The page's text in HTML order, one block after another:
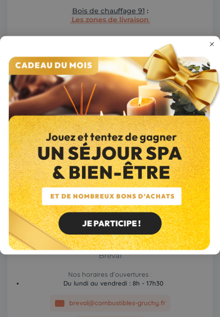
Bois de chauffage 91 :
Les zones de livraison
Massy
Palaiseau
Brétigny-sur-Orge
Gif-sur-yvette
Champlan
Villier-le-Bâcle
Verrières-le-Buisson
Longjumeau
Saint-Aubin
Bures-sur-Yvette
Les Molières
Ballainvilliers
La ville-du-Bois
Saulx-les-Chartreux
Nozay
Saint-Michel-sur-Orge
Sainte-Geneviève-des-Bois
Villejust
EntrepôtÎle de France - Bréval
ZA le Val d’Agé, 05 rue du Vieux Chêne, 78 980
Bréval
Nos horaires d’ouvertures :
Du lundi au vendredi : 8h - 17h30
breval@combustibles-gruchy.fr